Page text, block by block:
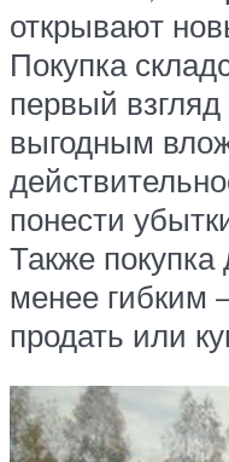
открывают
Покупка
первый
выгодным
понести
Также
менее гибким
продать или